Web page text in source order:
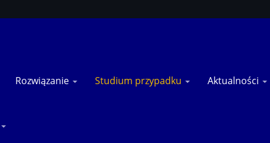
Rozwiązanie Studium przypadku Aktualności